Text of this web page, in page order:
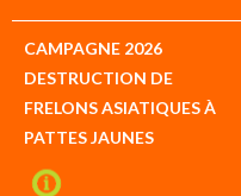
CAMPAGNE 2026
DESTRUCTION DE
FRELONS ASIATIQUES À
PATTES JAUNES